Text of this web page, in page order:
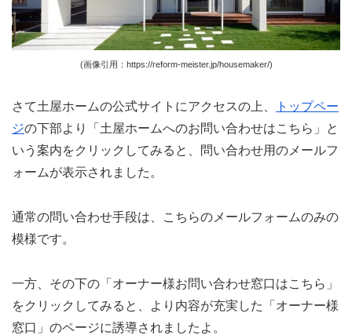
(画像引用：https://reform-meister.jp/housemaker/)
さて土屋ホームの公式サイトにアクセスの上、
トップペー
ジの下部より「土屋ホームへのお問い合わせはこちら」と
いう案内をクリックしてみると、問い合わせ用のメールフ
ォームが表示されました。
通常の問い合わせ手段は、こちらのメールフォームのみの
模様です。
一方、その下の「オーナー様お問い合わせ窓口はこちら」
をクリックしてみると、より内容が充実した「オーナー様
窓口」のページに誘導されましたよ。